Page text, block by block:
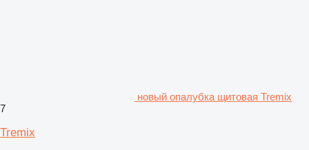
новый опалубка щитовая Tremix
7
Tremix